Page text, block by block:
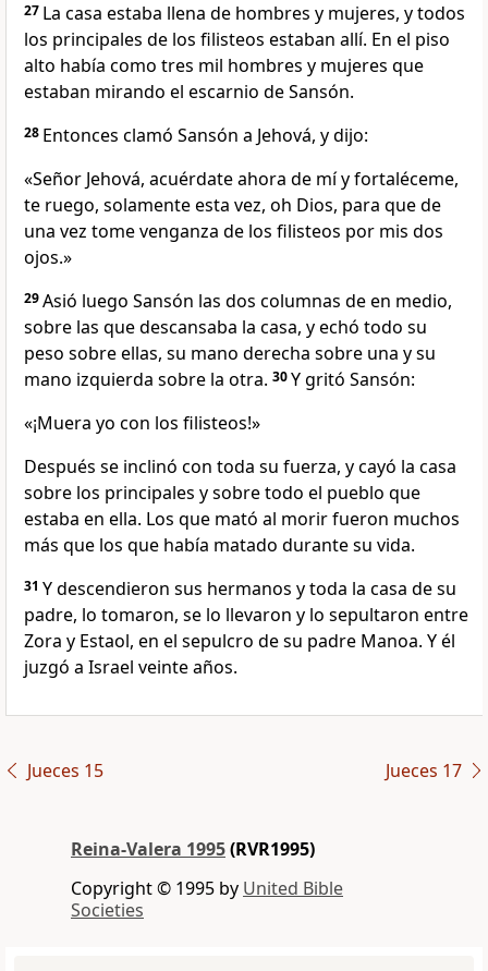
27 La casa estaba llena de hombres y mujeres, y todos
los principales de los filisteos estaban allí. En el piso
alto había como tres mil hombres y mujeres que
estaban mirando el escarnio de Sansón.
28 Entonces clamó Sansón a Jehová, y dijo:
«Señor Jehová, acuérdate ahora de mí y fortaléceme,
te ruego, solamente esta vez, oh Dios, para que de
una vez tome venganza de los filisteos por mis dos
ojos.»
29Asió luego Sansón las dos columnas de en medio,
sobre las que descansaba la casa, y echó todo su
peso sobre ellas, su mano derecha sobre una y su
mano izquierda sobre la otra. 30Y gritó Sansón:
«¡Muera yo con los filisteos!»
Después se inclinó con toda su fuerza, y cayó la casa
sobre los principales y sobre todo el pueblo que
estaba en ella. Los que mató al morir fueron muchos
más que los que había matado durante su vida.
31 Y descendieron sus hermanos y toda la casa de su
padre, lo tomaron, se lo llevaron y lo sepultaron entre
Zora y Estaol, en el sepulcro de su padre Manoa. Y él
juzgó a Israel veinte años.
Jueces 15 Jueces 17
Reina-Valera 1995(RVR1995)
Copyright © 1995 by United Bible
Societies